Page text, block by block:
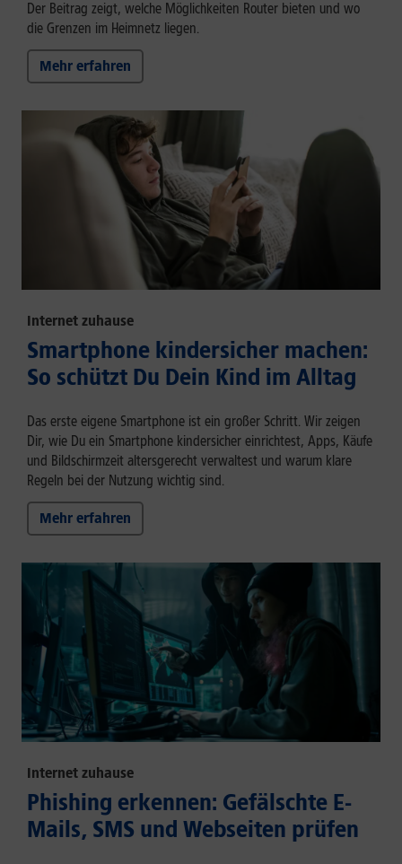
Der Beitrag zeigt, welche Möglichkeiten Router bieten und wo
die Grenzen im Heimnetz liegen.
Mehr erfahren
Internet zuhause
Smartphone kindersicher machen:
So schützt Du Dein Kind im Alltag
Das erste eigene Smartphone ist ein großer Schritt. Wir zeigen
Dir, wie Du ein Smartphone kindersicher einrichtest, Apps, Käufe
und Bildschirmzeit altersgerecht verwaltest und warum klare
Regeln bei der Nutzung wichtig sind.
Mehr erfahren
Internet zuhause
Phishing erkennen: Gefälschte E-
Mails, SMS und Webseiten prüfen